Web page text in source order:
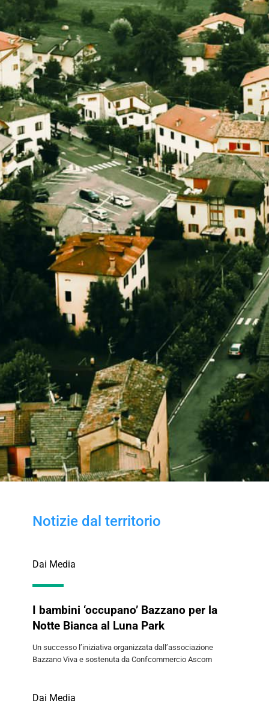
Notizie dal territorio
Dai Media
I bambini ‘occupano’ Bazzano per la
Notte Bianca al Luna Park
Un successo l’iniziativa organizzata dall’associazione
Bazzano Viva e sostenuta da Confcommercio Ascom
Dai Media